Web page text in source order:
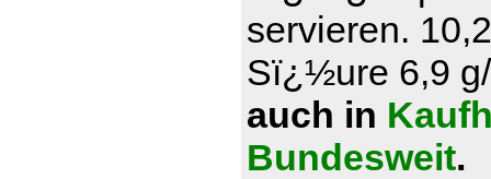
servieren.
Sï¿½ure 6,9
auch in
Bundesweit.